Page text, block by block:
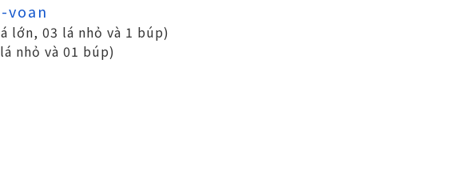
voan
lớn, 03 lá nhỏ và 1 búp)
nhỏ và 01 búp)